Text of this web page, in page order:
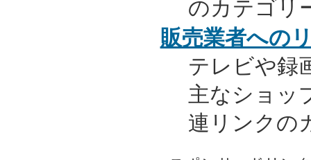
のカテゴリ
販売業者への
テレビや録
主なショッ
連リンクの